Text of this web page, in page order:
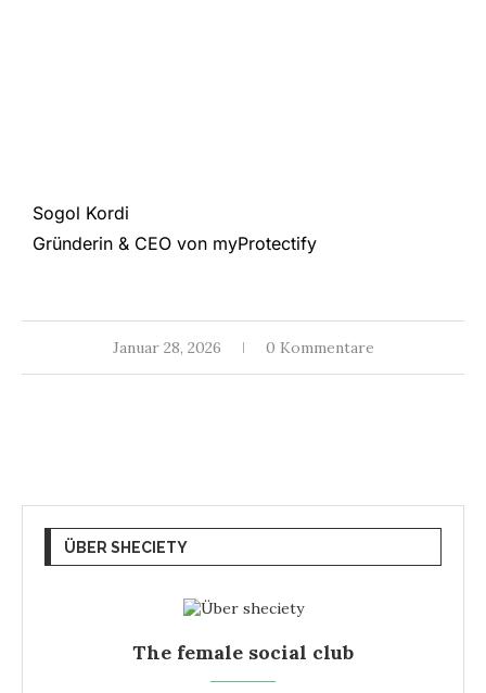
Sogol Kordi
Gründerin & CEO von myProtectify
Januar 28, 2026 0 Kommentare
ÜBER SHECIETY
The female social club